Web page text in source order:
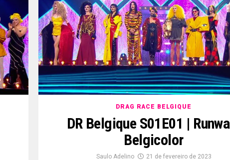
DRAG RACE BELGIQUE
DR Belgique S01E01 |
Belgicolor
Saulo Adelino 21 de fevereiro de 2023